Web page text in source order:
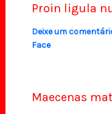
Proin ligula
Deixe um
Face
Maecenas